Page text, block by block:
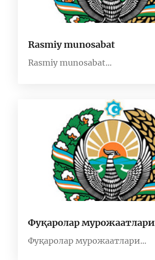
Rasmiy munosabat
Rasmiy munosabat...
Фуқаролар мурожаатлари
Фуқаролар мурожаатлари...